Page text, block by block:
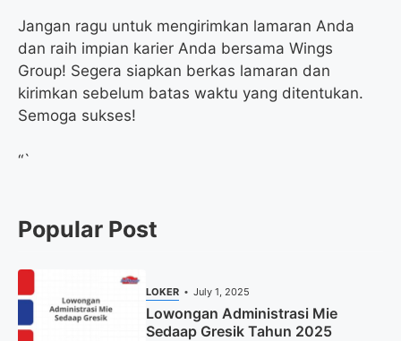
Jangan ragu untuk mengirimkan lamaran Anda
dan raih impian karier Anda bersama Wings
Group! Segera siapkan berkas lamaran dan
kirimkan sebelum batas waktu yang ditentukan.
Semoga sukses!
“`
Popular Post
LOKER July 1, 2025
Lowongan Administrasi Mie
Sedaap Gresik Tahun 2025